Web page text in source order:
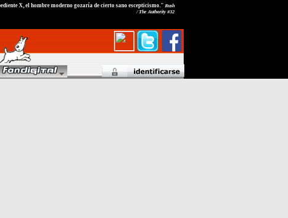
X, el hombre moderno gozaría de cierto sano escepticismo." Rush
/ The Authority #32